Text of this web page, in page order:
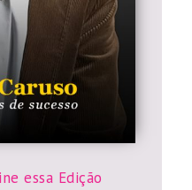
essa Edição